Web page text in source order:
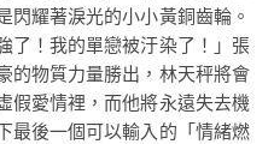
閃耀著淚光的小小黃銅齒輪。
了！我的單戀被汙染了！」張
的物質力量勝出，林天秤將會
假愛情裡，而他將永遠失去機
最後一個可以輸入的「情緒燃